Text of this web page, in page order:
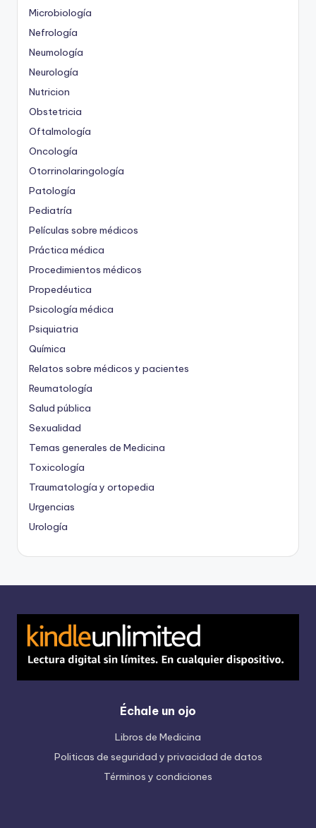
Microbiología
Nefrología
Neumología
Neurología
Nutricion
Obstetricia
Oftalmología
Oncología
Otorrinolaringología
Patología
Pediatría
Películas sobre médicos
Práctica médica
Procedimientos médicos
Propedéutica
Psicología médica
Psiquiatria
Química
Relatos sobre médicos y pacientes
Reumatología
Salud pública
Sexualidad
Temas generales de Medicina
Toxicología
Traumatología y ortopedia
Urgencias
Urología
Échale un ojo
Libros de Medicina
Politicas de seguridad y privacidad de datos
Términos y condiciones